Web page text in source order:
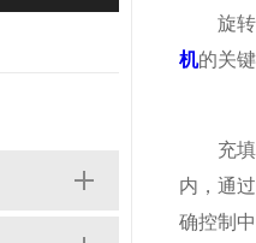
旋转压
机的关
充填调
内，通
确控制